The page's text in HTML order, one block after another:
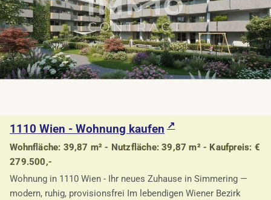
1110 Wien - Wohnung kaufen
Wohnfläche: 39,87 m² - Nutzfläche: 39,87 m² - Kaufpreis: €
279.500,-
Wohnung in 1110 Wien - Ihr neues Zuhause in Simmering —
modern, ruhig, provisionsfrei Im lebendigen Wiener Bezirk